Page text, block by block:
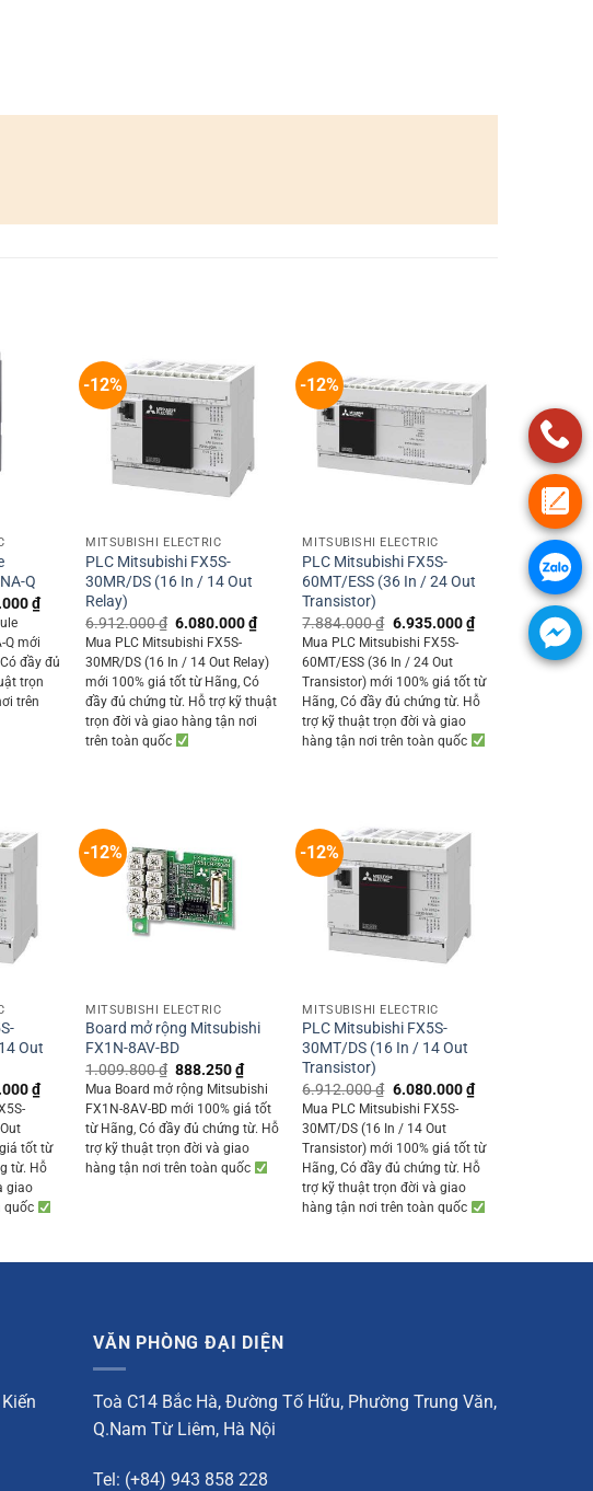
Q
₫.
₫Current
price
4.465.000 ₫.
Q mới
đầy đủ
trọn
trên
-12%
MITSUBISHI ELECTRIC
PLC Mitsubishi FX5S-
30MR/DS (16 In / 14 Out
Relay)
6.912.000₫ Original
price
was:
6.912.000 ₫.
6.080.000₫Current
price
is:
6.080.000 ₫.
Mua PLC Mitsubishi FX5S-
30MR/DS (16 In / 14 Out Relay)
mới 100% giá tốt từ Hãng, Có
đầy đủ chứng từ. Hỗ trợ kỹ thuật
trọn đời và giao hàng tận nơi
trên toàn quốc
-12%
MITSUBISHI ELECTRIC
PLC Mitsubishi FX5S-
60MT/ESS (36 In / 24 Out
Transistor)
7.884.000₫ Original
price
was:
7.884.000 ₫.
6.935.000₫Current
price
6.935.000 ₫.
Mua PLC Mitsubishi FX5S-
60MT/ESS (36 In / 24 Out
Transistor) mới 100% giá tốt từ
Hãng, Có đầy đủ chứng từ. Hỗ
trợ kỹ thuật trọn đời và giao
hàng tận nơi trên toàn quốc
Out
₫.
₫Current
price
6.175.000 ₫.
tốt từ
từ. Hỗ
giao
quốc
-12%
MITSUBISHI ELECTRIC
Board mở rộng Mitsubishi
FX1N-8AV-BD
1.009.800₫ Original
price
was:
1.009.800 ₫.
888.250₫Current
price
is:
888.250 ₫.
Mua Board mở rộng Mitsubishi
FX1N-8AV-BD mới 100% giá tốt
từ Hãng, Có đầy đủ chứng từ. Hỗ
trợ kỹ thuật trọn đời và giao
hàng tận nơi trên toàn quốc
-12%
MITSUBISHI ELECTRIC
PLC Mitsubishi FX5S-
30MT/DS (16 In / 14 Out
Transistor)
6.912.000₫ Original
price
was:
6.912.000 ₫.
6.080.000₫Current
price
Mua PLC Mitsubishi FX5S-
30MT/DS (16 In / 14 Out
Transistor) mới 100% giá tốt từ
Hãng, Có đầy đủ chứng từ. Hỗ
trợ kỹ thuật trọn đời và giao
hàng tận nơi trên toàn quốc
VĂN PHÒNG ĐẠI DIỆN
Toà C14 Bắc Hà, Đường Tố Hữu, Phường Trung Văn,
Q.Nam Từ Liêm, Hà Nội
Tel: (+84) 943 858 228